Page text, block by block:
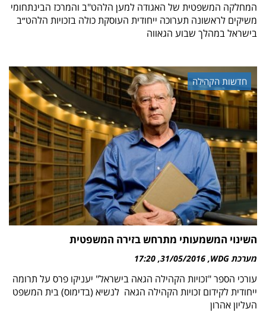
המחלקה המשפטית של האגודה למען הלהט"ב והמרכז הבינתחומי
משיקים לראשונה תערוכה ייחודית העוסקת כולה בזכויות הלהט״ב
בישראל במהלך שבוע הגאווה
חדשות הקהילה
השינוי המשמעותי מתרחש בזירה המשפטית
מערכת WDG 31/05/2016
17:20
עורכי הספר "זכויות הקהילה הגאה בישראל" יעניקו פרס על תרומה
ייחודית לקידום זכויות הקהילה הגאה לנשיא (בדימוס) בית המשפט
העליון אהרון